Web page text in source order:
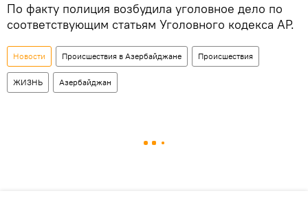
По факту полиция возбудила уголовное дело по
соответствующим статьям Уголовного кодекса АР.
Новости Происшествия в Азербайджане Происшествия
ЖИЗНЬ Азербайджан